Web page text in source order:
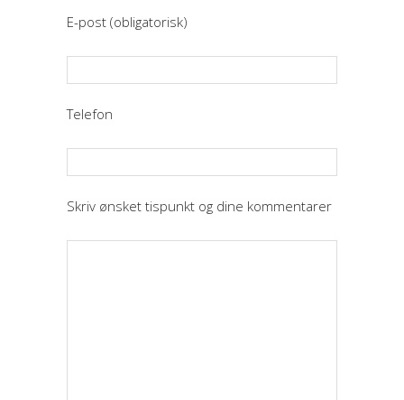
E-post (obligatorisk)
Telefon
Skriv ønsket tispunkt og dine kommentarer